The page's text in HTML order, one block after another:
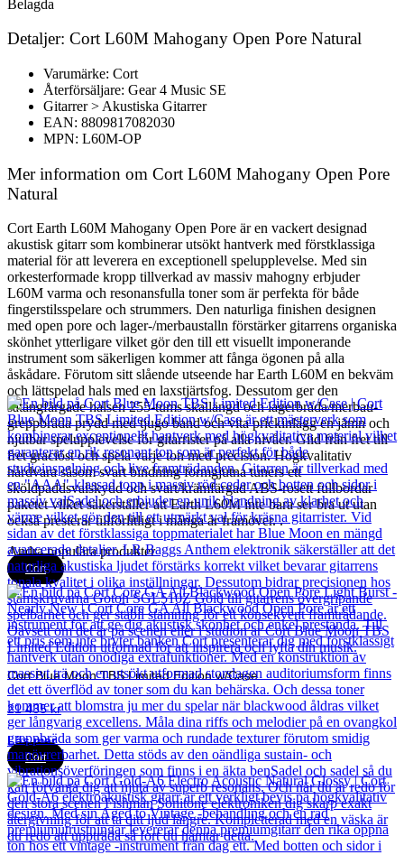
Belagda
Detaljer: Cort L60M Mahogany Open Pore Natural
Varumärke: Cort
Återförsäljare: Gear 4 Music SE
Gitarrer > Akustiska Gitarrer
EAN: 8809817082030
MPN: L60M-OP
Mer information om Cort L60M Mahogany Open Pore
Natural
Cort Earth L60M Mahogany Open Pore är en vackert designad
akustisk gitarr som kombinerar utsökt hantverk med förstklassiga
material för att leverera en exceptionell spelupplevelse. Med sin
orkesterformade kropp tillverkad av massiv mahogny erbjuder
L60M varma och resonansfulla toner som är perfekta för både
fingerstilsspelare och strummers. Den naturliga finishen designen
med open pore och lager-/merbaustalln förstärker gitarrens organiska
skönhet ytterligare vilket gör den till ett visuellt imponerande
instrument som säkerligen kommer att fånga ögonen på alla
åskådare. Förutom sitt slående utseende har Earth L60M en bekväm
och lättspelad hals med en laxstjärtsfog. Dessutom ger den
satängfärgade halsen 255-tums skallängd och lagerbräda/merbau-
greppbräda prydd med tjugo band och vita prickinlägg en jämn och
njutbar spelupplevelse för gitarrister på alla nivåer. Glid från fret till
fret graciöst och spela varje ton med precision. Högkvalitativ
hårdvara såsom svart bindning formgjutna tuners ett
sköldpaddsvalskydd och svart/krämfärgad ABS-rosett fullbordar
paketet vilket säkerställer att Earth L60M inte bara ser bra ut utan
också presterar tillförlitligt i många år framöver. .
Andra populära produkter
Cort
Cort Blue Moon TBS Limited Edition w/Case
21 435kr
Läs mer
Cort